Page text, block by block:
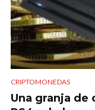
CRIPTOMONEDAS
Una granja